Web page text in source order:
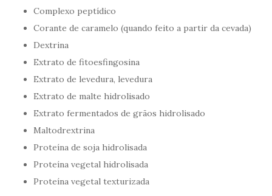
Complexo peptídico
Corante de caramelo (quando feito a partir da cevada)
Dextrina
Extrato de fitoesfingosina
Extrato de levedura, levedura
Extrato de malte hidrolisado
Extrato fermentados de grãos hidrolisado
Maltodrextrina
Proteína de soja hidrolisada
Proteína vegetal hidrolisada
Proteína vegetal texturizada